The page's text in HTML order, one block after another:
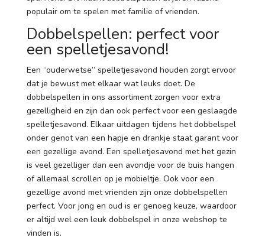
populair om te spelen met familie of vrienden.
Dobbelspellen: perfect voor
een spelletjesavond!
Een “ouderwetse” spelletjesavond houden zorgt ervoor
dat je bewust met elkaar wat leuks doet. De
dobbelspellen in ons assortiment zorgen voor extra
gezelligheid en zijn dan ook perfect voor een geslaagde
spelletjesavond. Elkaar uitdagen tijdens het dobbelspel
onder genot van een hapje en drankje staat garant voor
een gezellige avond. Een spelletjesavond met het gezin
is veel gezelliger dan een avondje voor de buis hangen
of allemaal scrollen op je mobieltje. Ook voor een
gezellige avond met vrienden zijn onze dobbelspellen
perfect. Voor jong en oud is er genoeg keuze, waardoor
er altijd wel een leuk dobbelspel in onze webshop te
vinden is.